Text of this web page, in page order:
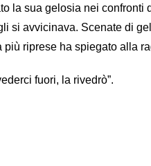
la sua gelosia nei confronti
si avvicinava. Scenate di
riprese ha spiegato alla
fuori, la rivedrò”.